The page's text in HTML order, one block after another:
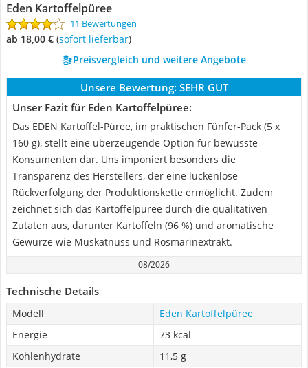
Eden Kartoffelpüree
11 Bewertungen
ab 18,00 € ( Sofort lieferbar)
Preisvergleich und weitere Angebote
Unsere Bewertung: SEHR GUT
Unser Fazit für Eden Kartoffelpüree:
Das EDEN Kartoffel-Püree, im praktischen Fünfer-Pack (5 x
160 g), stellt eine überzeugende Option für bewusste
Konsumenten dar. Uns imponiert besonders die
Transparenz des Herstellers, der eine lückenlose
Rückverfolgung der Produktionskette ermöglicht. Zudem
zeichnet sich das Kartoffelpüree durch die qualitativen
Zutaten aus, darunter Kartoffeln (96 %) und aromatische
Gewürze wie Muskatnuss und Rosmarinextrakt.
08/2026
Technische Details
Modell
Eden Kartoffelpüree
Energie
73 kcal
Kohlenhydrate
11,5 g